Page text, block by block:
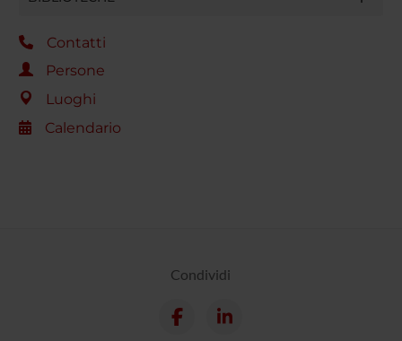
Contatti
Persone
Luoghi
Calendario
Condividi